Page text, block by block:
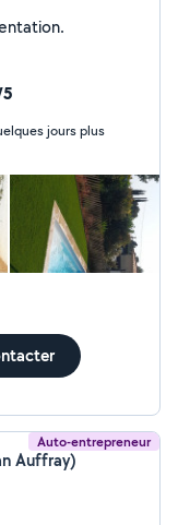
renseigné ma présentation.
Auto-entrepreneur
Auffray)